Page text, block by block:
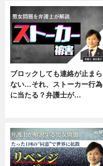
ブロックしても連絡が止まら
ない…それ、ストーカー行為
に当たる？弁護士が…